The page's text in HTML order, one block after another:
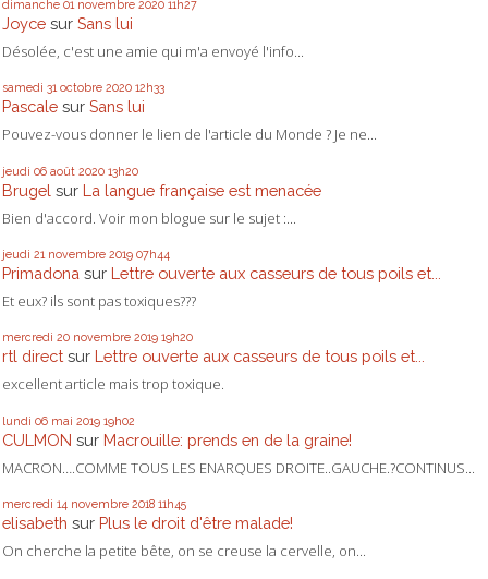
dimanche 01 novembre 2020 11h27
Joyce sur Sans lui
Désolée, c'est une amie qui m'a envoyé l'info...
samedi 31 octobre 2020 12h33
Pascale sur Sans lui
Pouvez-vous donner le lien de l'article du Monde ? Je ne...
jeudi 06 août 2020 13h20
Brugel sur La langue française est menacée
Bien d'accord. Voir mon blogue sur le sujet :...
jeudi 21 novembre 2019 07h44
Primadona sur Lettre ouverte aux casseurs de tous poils et...
Et eux? ils sont pas toxiques???
mercredi 20 novembre 2019 19h20
rtl direct sur Lettre ouverte aux casseurs de tous poils et...
excellent article mais trop toxique.
lundi 06 mai 2019 19h02
CULMON sur Macrouille: prends en de la graine!
MACRON….COMME TOUS LES ENARQUES DROITE..GAUCHE.?CONTINUS...
mercredi 14 novembre 2018 11h45
elisabeth sur Plus le droit d'être malade!
On cherche la petite bête, on se creuse la cervelle, on...